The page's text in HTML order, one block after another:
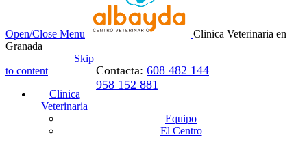
Open/Close Menu
Clinica Veterinaria en
Granada
Contacta: 608 482 144
958 152 881
Skip
to content
Clinica
Veterinaria
Equipo
El Centro